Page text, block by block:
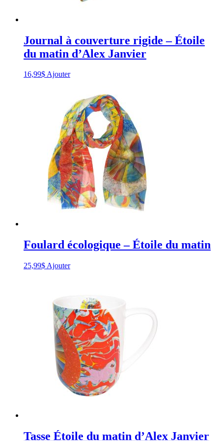
Journal à couverture rigide – Étoile
du matin d’Alex Janvier
16,99$Ajouter
Foulard écologique – Étoile du matin
25,99$ Ajouter
Tasse Étoile du matin d’Alex Janvier